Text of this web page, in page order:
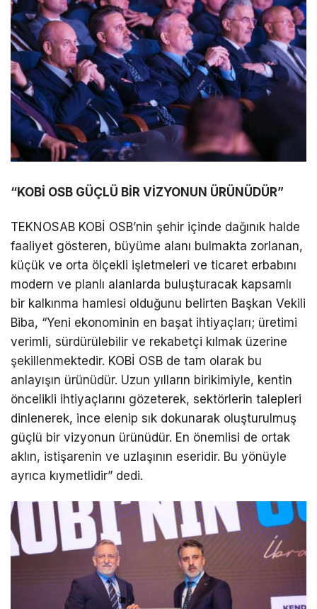
“KOBİ OSB GÜÇLÜ BİR VİZYONUN ÜRÜNÜDÜR”
TEKNOSAB KOBİ OSB’nin şehir içinde dağınık halde
faaliyet gösteren, büyüme alanı bulmakta zorlanan,
küçük ve orta ölçekli işletmeleri ve ticaret erbabını
modern ve planlı alanlarda buluşturacak kapsamlı
bir kalkınma hamlesi olduğunu belirten Başkan Vekili
Biba, “Yeni ekonominin en başat ihtiyaçları; üretimi
verimli, sürdürülebilir ve rekabetçi kılmak üzerine
şekillenmektedir. KOBİ OSB de tam olarak bu
anlayışın ürünüdür. Uzun yılların birikimiyle, kentin
öncelikli ihtiyaçlarını gözeterek, sektörlerin talepleri
dinlenerek, ince elenip sık dokunarak oluşturulmuş
güçlü bir vizyonun ürünüdür. En önemlisi de ortak
aklın, istişarenin ve uzlaşının eseridir. Bu yönüyle
ayrıca kıymetlidir” dedi.